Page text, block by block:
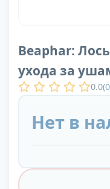
Beaphar:
ухода за
0.0(0
Нет в